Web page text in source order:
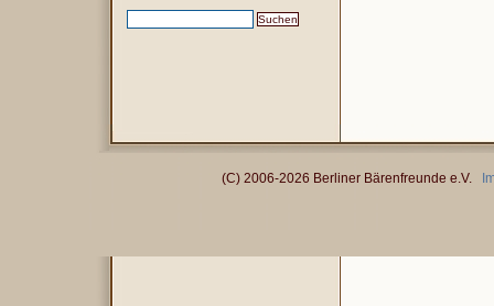
(C) 2006-2026 Berliner Bärenfreunde e.V.